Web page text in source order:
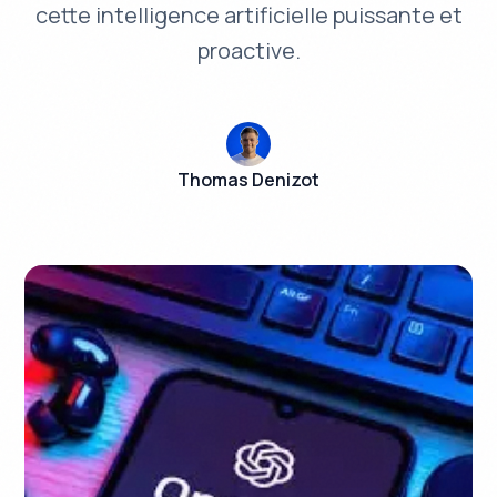
cette intelligence artificielle puissante et
proactive.
Thomas Denizot